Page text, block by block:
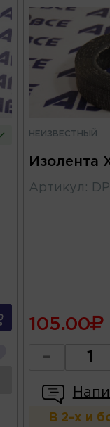
НЕИЗВЕСТНЫЙ
Изолента
Артикул :
105.00
-
В 2-х и